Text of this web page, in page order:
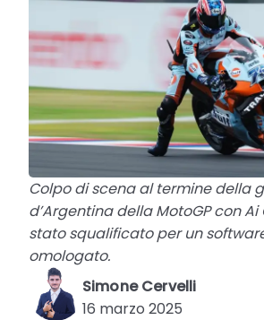
Colpo di scena al termine della
d’Argentina della MotoGP con
stato squalificato per un
omologato.
Simone Cervelli
16 marzo 2025